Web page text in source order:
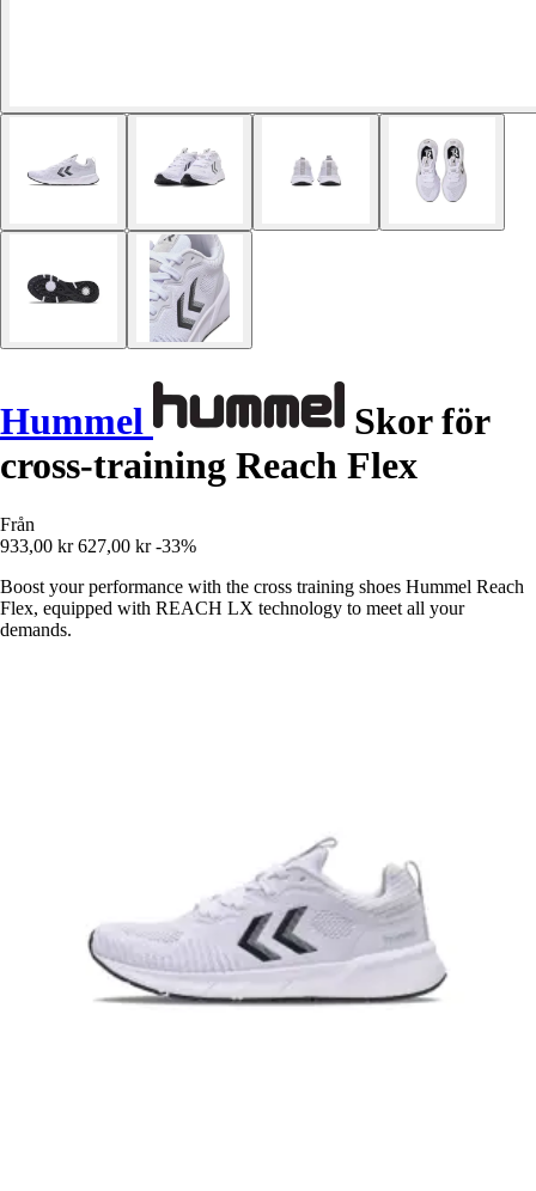
Hummel
Skor för
cross-training Reach Flex
Från
933,00 kr 627,00 kr -33%
Boost your performance with the cross training shoes Hummel Reach
Flex, equipped with REACH LX technology to meet all your
demands.